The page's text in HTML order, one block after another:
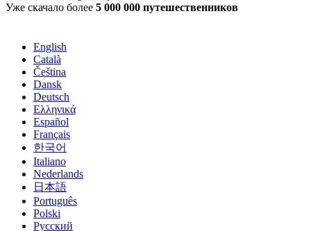
Уже скачало более 5 000 000 путешественников
English
Català
Čeština
Dansk
Deutsch
Ελληνικά
Español
Français
한국어
Italiano
Nederlands
日本語
Português
Polski
Русский